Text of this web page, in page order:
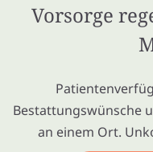
Vorsorge
Bestattungswünsche
an einem Ort.